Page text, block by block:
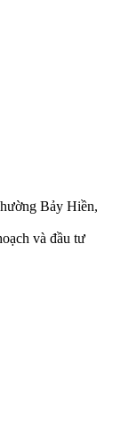
Bảy Hiền,
và đầu tư